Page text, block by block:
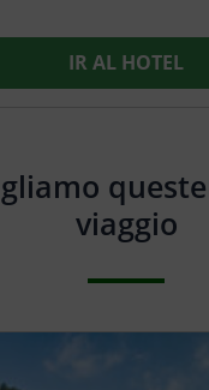
IR AL HOTEL
viaggio